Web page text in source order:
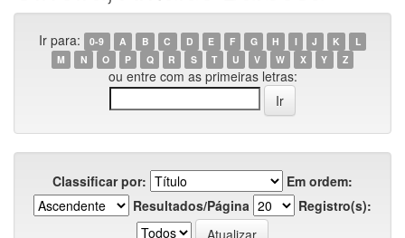
Ir para: 0-9 A B C D E F G H I J K
L
M
N O P Q R S T U V W X Y Z
ou entre com as primeiras letras:
Classificar por:
Em ordem:
Resultados/Página
Registro(s):